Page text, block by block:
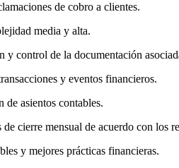
de cobro a clientes.
media y alta.
y control de la documentación
y eventos financieros.
asientos contables.
cierre mensual de acuerdo con los
y mejores prácticas financieras.